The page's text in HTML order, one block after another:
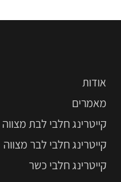
אודות
מאמרים
קייטרינג חלבי לבת מצווה
קייטרינג חלבי לבר מצווה
קייטרינג חלבי כשר